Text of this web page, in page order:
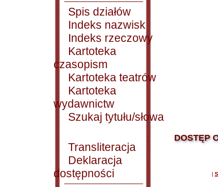
Spis działów
Indeks nazwisk
Indeks rzeczowy
Kartoteka
czasopism
Kartoteka teatrów
Kartoteka
wydawnictw
Szukaj tytułu/słowa
Transliteracja
Deklaracja
dostępności
DOSTĘP
|